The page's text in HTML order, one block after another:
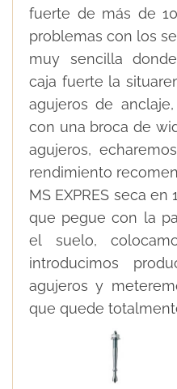
fuerte de más de
problemas con los
muy sencilla
caja fuerte la
agujeros de
con una broca de
agujeros,
rendimiento
MS EXPRES seca
que pegue con la
el suelo,
introducimos
agujeros y
que quede